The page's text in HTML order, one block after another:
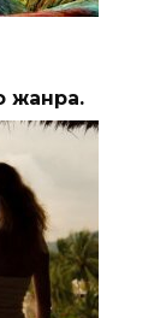
жанра.